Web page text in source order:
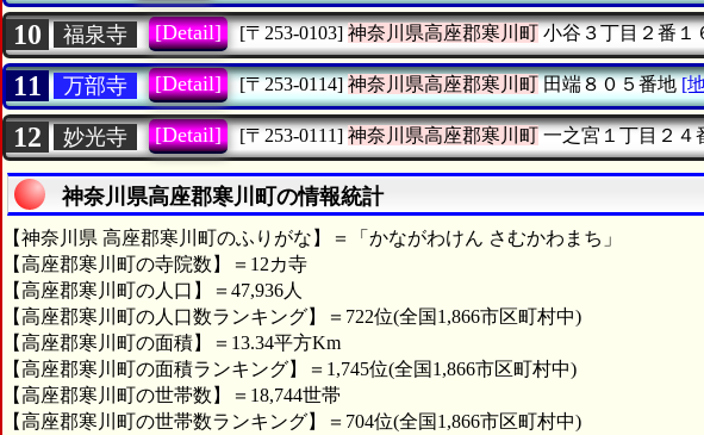
10 福泉寺 [Detail] [〒253-0103] 神奈川県高座郡寒川町小谷３丁目２番１
11 万部寺 [Detail] [〒253-0114] 神奈川県高座郡寒川町田端８０５番地 [
12 妙光寺 [Detail] [〒253-0111] 神奈川県高座郡寒川町一之宮１丁目２４
神奈川県高座郡寒川町の情報統計
【神奈川県 高座郡寒川町のふりがな】＝「かながわけん さむかわまち」
【高座郡寒川町の寺院数】＝12カ寺
【高座郡寒川町の人口】＝47,936人
【高座郡寒川町の人口数ランキング】＝722位(全国1,866市区町村中)
【高座郡寒川町の面積】＝13.34平方Km
【高座郡寒川町の面積ランキング】＝1,745位(全国1,866市区町村中)
【高座郡寒川町の世帯数】＝18,744世帯
【高座郡寒川町の世帯数ランキング】＝704位(全国1,866市区町村中)